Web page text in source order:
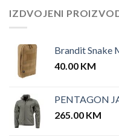
IZDVOJENI
Brandit Snake
40.00 KM
PENTAGON
265.00 KM